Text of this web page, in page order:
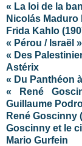
« La loi de la
Nicolás Maduro
Frida Kahlo
« Pérou / Israël »
« Des
Astérix
« Du Panthéon
« René
Guillaume
René Goscinny
Goscinny et le
Mario Gurfein